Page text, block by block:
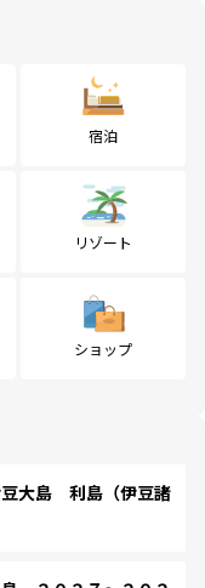
宿泊
リゾート
ショップ
大島 利島（伊豆諸